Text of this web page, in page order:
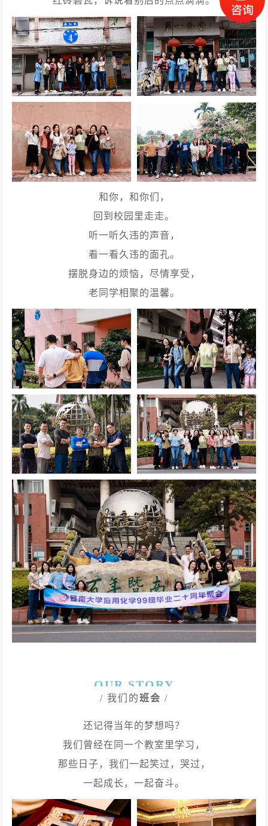
和你，和你们，
回到校园里走走。
听一听久违的声音，
看一看久违的面孔。
摆脱身边的烦恼，尽情享受，
老同学相聚的温馨。
OUR STORY
/ 我们的班会 /
还记得当年的梦想吗？
我们曾经在同一个教室里学习，
那些日子，我们一起笑过，哭过，
一起成长，一起奋斗。